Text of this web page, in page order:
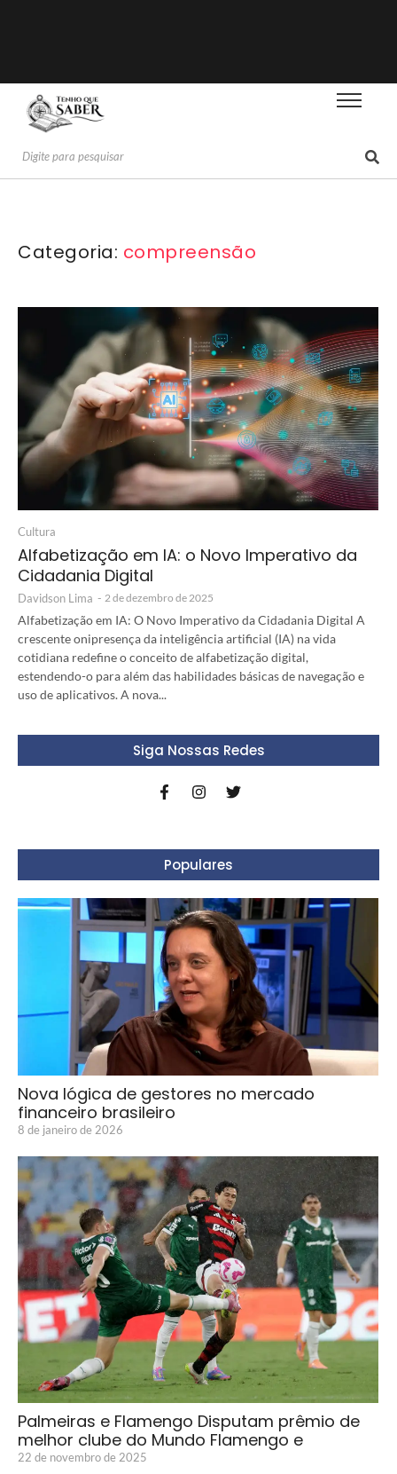
Categoria: compreensão
Cultura
Alfabetização em IA: o Novo Imperativo da
Cidadania Digital
Davidson Lima - 2 de dezembro de 2025
Alfabetização em IA: O Novo Imperativo da Cidadania Digital A
crescente onipresença da inteligência artificial (IA) na vida
cotidiana redefine o conceito de alfabetização digital,
estendendo-o para além das habilidades básicas de navegação e
uso de aplicativos. A nova...
Siga Nossas Redes
Populares
Nova lógica de gestores no mercado
financeiro brasileiro
8 de janeiro de 2026
Palmeiras e Flamengo Disputam prêmio de
melhor clube do Mundo Flamengo e
22 de novembro de 2025